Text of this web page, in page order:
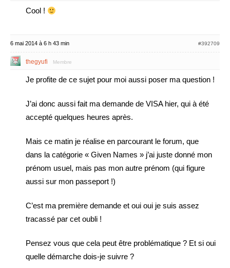
Cool !
6 mai 2014 à 6 h 43 min #392709
thegyufi Membre
Je profite de ce sujet pour moi aussi poser ma question !
J’ai donc aussi fait ma demande de VISA hier, qui à été
accepté quelques heures après.
Mais ce matin je réalise en parcourant le forum, que
dans la catégorie « Given Names » j’ai juste donné mon
prénom usuel, mais pas mon autre prénom (qui figure
aussi sur mon passeport !)
C’est ma première demande et oui oui je suis assez
tracassé par cet oubli !
Pensez vous que cela peut être problématique ? Et si oui
quelle démarche dois-je suivre ?